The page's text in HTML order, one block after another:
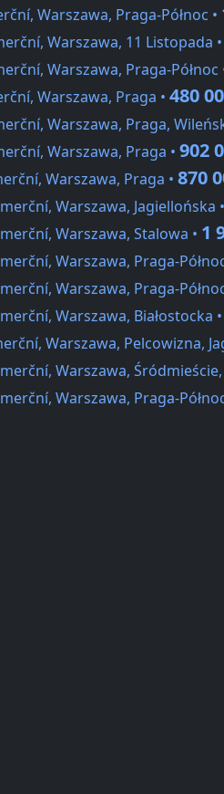
Warszawa, Praga-Północ •
Warszawa, 11 Listopada •
Warszawa, Praga-Północ
Warszawa, Praga • 480
Warszawa, Praga,
Warszawa, Praga • 902
Warszawa, Praga • 870
Warszawa, Jagiellońska •
Warszawa, Stalowa • 1
Warszawa, Praga-
Warszawa, Praga-
Warszawa, Białostocka •
Warszawa, Pelcowizna,
Warszawa,
Warszawa, Praga-